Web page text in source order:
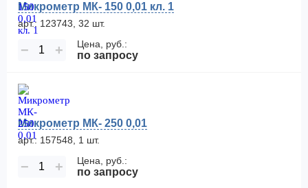
Микрометр МК- 150 0,01 кл. 1
арт.: 123743, 32 шт.
− + Цена, руб.:
по запросу
Микрометр МК- 250 0,01
арт.: 157548, 1 шт.
− + Цена, руб.:
по запросу